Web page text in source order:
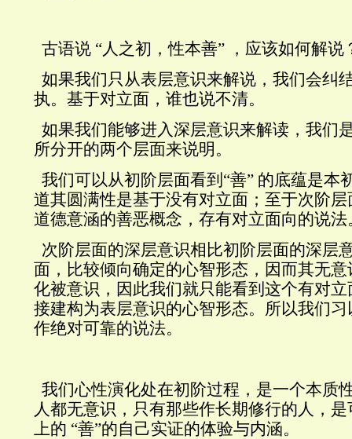
古语说 “人之初，性本善” ，应该如何解说
如果我们只从表层意识来解说，我们会纠
执。基于对立面，谁也说不清。
如果我们能够进入深层意识来解读，我们
所分开的两个层面来说明。
我们可以从初阶层面看到 “善” 的底蕴是本
道其圆满性是基于没有对立面；至于次阶层
道德意涵的善恶概念，存有对立面向的说法
次阶层面的深层意识相比初阶层面的深层
面，比较倾向确定的心智形态，因而其无
化被意识，因此我们就只能看到这个有对
接建构为表层意识的心智形态。所以我们
作绝对可靠的说法。
我们心性演化处在初阶过程，是一个本质
人都无意识，只有那些作长期修行的人，
上的 “善”的自己实证的体验与内涵。